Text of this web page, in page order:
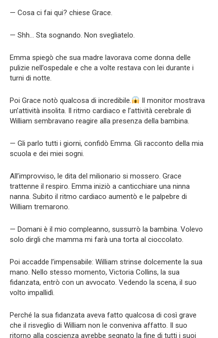
— Cosa ci fai qui? chiese Grace.
— Shh… Sta sognando. Non svegliatelo.
Emma spiegò che sua madre lavorava come donna delle
pulizie nell’ospedale e che a volte restava con lei durante i
turni di notte.
Poi Grace notò qualcosa di incredibile.
Il monitor mostrava
un’attività insolita. Il ritmo cardiaco e l’attività cerebrale di
William sembravano reagire alla presenza della bambina.
— Gli parlo tutti i giorni, confidò Emma. Gli racconto della mia
scuola e dei miei sogni.
All’improvviso, le dita del milionario si mossero. Grace
trattenne il respiro. Emma iniziò a canticchiare una ninna
nanna. Subito il ritmo cardiaco aumentò e le palpebre di
William tremarono.
— Domani è il mio compleanno, sussurrò la bambina. Volevo
solo dirgli che mamma mi farà una torta al cioccolato.
Poi accadde l’impensabile: William strinse dolcemente la sua
mano. Nello stesso momento, Victoria Collins, la sua
fidanzata, entrò con un avvocato. Vedendo la scena, il suo
volto impallidì.
Perché la sua fidanzata aveva fatto qualcosa di così grave
che il risveglio di William non le conveniva affatto. Il suo
ritorno alla coscienza avrebbe segnato la fine di tutti i suoi